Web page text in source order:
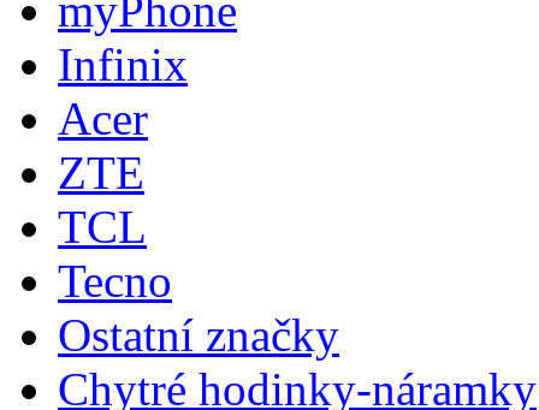
Infinix
Acer
ZTE
TCL
Tecno
Ostatní značky
Chytré hodinky-náramky